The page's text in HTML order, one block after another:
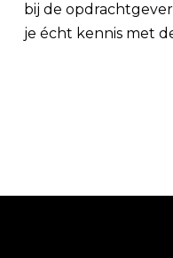
bij de
je écht kennis met